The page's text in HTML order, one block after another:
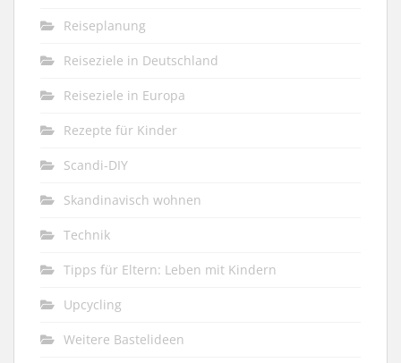
Reiseplanung
Reiseziele in Deutschland
Reiseziele in Europa
Rezepte für Kinder
Scandi-DIY
Skandinavisch wohnen
Technik
Tipps für Eltern: Leben mit Kindern
Upcycling
Weitere Bastelideen